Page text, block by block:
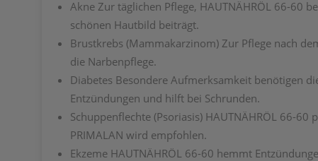
Akne Zur täglichen Pflege, HAUTNÄHRÖL 66-60
schönen Hautbild beiträgt.
Brustkrebs (Mammakarzinom) Zur Pflege nach
die Narbenpflege.
Diabetes Besondere Aufmerksamkeit benötigen
Entzündungen und hilft bei Schrunden.
Schuppenflechte (Psoriasis) HAUTNÄHRÖL 66-
PRIMALAN wird empfohlen.
Ekzeme HAUTNÄHRÖL 66-60 hemmt